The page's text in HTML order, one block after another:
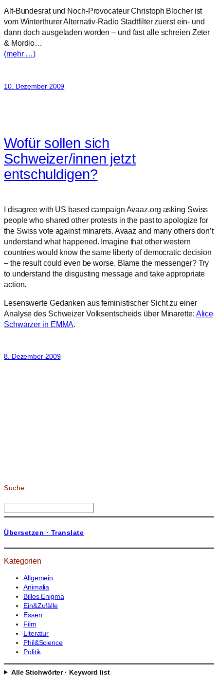
Alt-Bundesrat und Noch-Provocateur Christoph Blocher ist
vom Winterthurer Alternativ-Radio Stadtfilter zuerst ein- und
dann doch ausgeladen worden – und fast alle schreien Zeter
& Mordio…
(mehr …)
10. Dezember 2009
Wofür sollen sich
Schweizer/innen jetzt
entschuldigen?
I disagree with US based campaign Avaaz.org asking Swiss
people who shared other protests in the past to apologize for
the Swiss vote against minarets. Avaaz and many others don’t
understand what happened. Imagine that other western
countries would know the same liberty of democratic decision
– the result could even beworse. Blame the messenger? Try
to understand the disgusting message and take appropriate
action.
Lesenswerte Gedanken aus feministischer Sicht zu einer
Analyse des Schweizer Volksentscheids über Minarette: Alice
Schwarzer in EMMA.
8. Dezember 2009
Suche
u
h
Übersetzen · Translate
Kategorien
Allgemein
Animalia
Billos Enigma
Ein&Zufälle
Essen
Film
Literatur
Phil&Science
Politik
Alle Stichwörter · Keyword list